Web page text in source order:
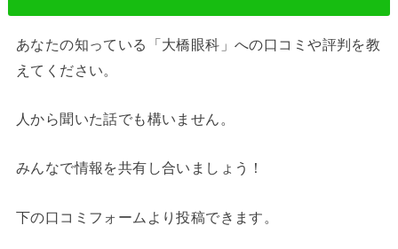
あなたの知っている「大橋眼科」への口コミや評判を教
えてください。
人から聞いた話でも構いません。
みんなで情報を共有し合いましょう！
下の口コミフォームより投稿できます。